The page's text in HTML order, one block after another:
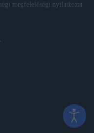
megfelelőségi nyilatkozat